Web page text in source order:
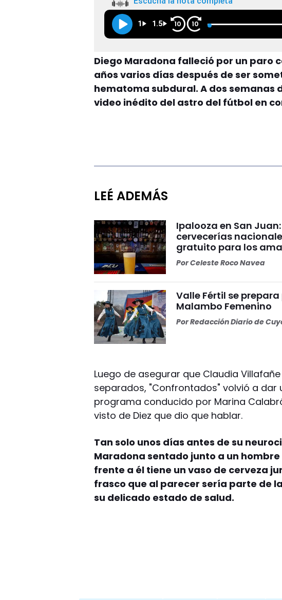
1 1.5 10 10
Diego Maradona falleció por un paro
años varios días después de ser
hematoma subdural. A dos semanas
video inédito del astro del fútbol en
LEÉ ADEMÁS
Ipalooza en San
cervecerías
gratuito para los
PorCeleste Roco Navea
Valle Fértil se
Malambo Femenino
PorRedacción Diario de
Luego de asegurar que Claudia
separados, "Confrontados" volvió a dar
programa conducido por Marina
visto de Diez que dio que hablar.
Tan solo unos días antes de su
Maradona sentado junto a un
frente a él tiene un vaso de cerveza
frasco que al parecer sería parte de
su delicado estado de salud.